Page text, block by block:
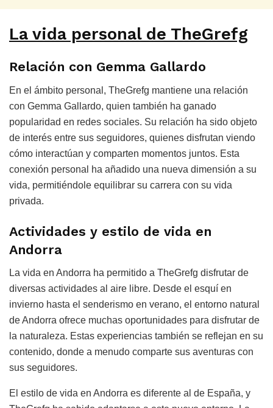
La vida personal de TheGrefg
Relación con Gemma Gallardo
En el ámbito personal, TheGrefg mantiene una relación
con Gemma Gallardo, quien también ha ganado
popularidad en redes sociales. Su relación ha sido objeto
de interés entre sus seguidores, quienes disfrutan viendo
cómo interactúan y comparten momentos juntos. Esta
conexión personal ha añadido una nueva dimensión a su
vida, permitiéndole equilibrar su carrera con su vida
privada.
Actividades y estilo de vida en
Andorra
La vida en Andorra ha permitido a TheGrefg disfrutar de
diversas actividades al aire libre. Desde el esquí en
invierno hasta el senderismo en verano, el entorno natural
de Andorra ofrece muchas oportunidades para disfrutar de
la naturaleza. Estas experiencias también se reflejan en su
contenido, donde a menudo comparte sus aventuras con
sus seguidores.
El estilo de vida en Andorra es diferente al de España, y